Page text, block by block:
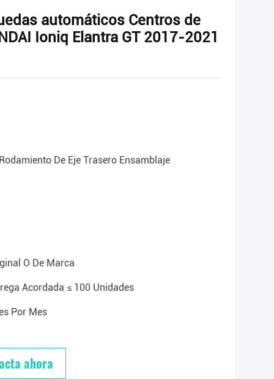
automáticos Centros de
Ioniq Elantra GT 2017-2021
De Eje Trasero Ensamblaje
O De Marca
Acordada ≤ 100 Unidades
Por Mes
ahora